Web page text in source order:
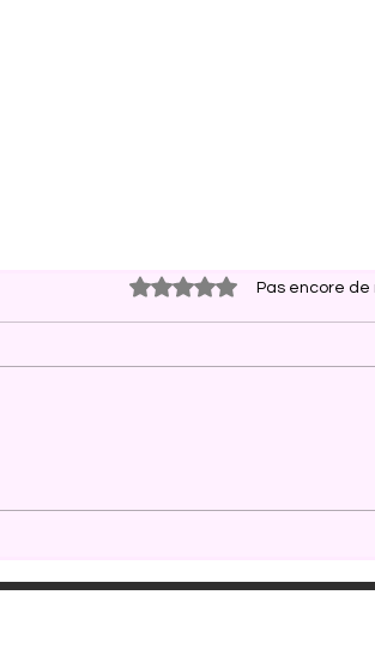
Noté 0 étoile sur 5.Pas encore de